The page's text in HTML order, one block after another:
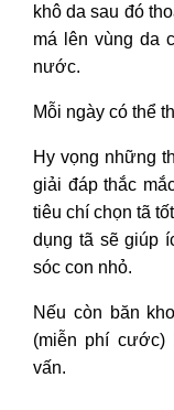
khô da sau đó
má lên vùng da
nước.
Mỗi ngày có thể
Hy vọng những
giải đáp thắc
tiêu chí chọn tã
dụng tã sẽ giúp
sóc con nhỏ.
Nếu còn băn
(miễn phí
vấn.